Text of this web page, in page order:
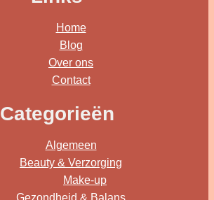
Home
Blog
Over ons
Contact
Categorieën
Algemeen
Beauty & Verzorging
Make-up
Gezondheid & Balans